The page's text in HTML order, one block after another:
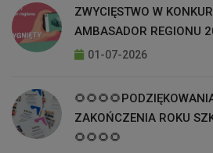
ZWYCIĘSTWO W
AMBASADOR REGIONU
01-07-2026
ZAKOŃCZENIA ROKU
🌻🌻🌻🌻